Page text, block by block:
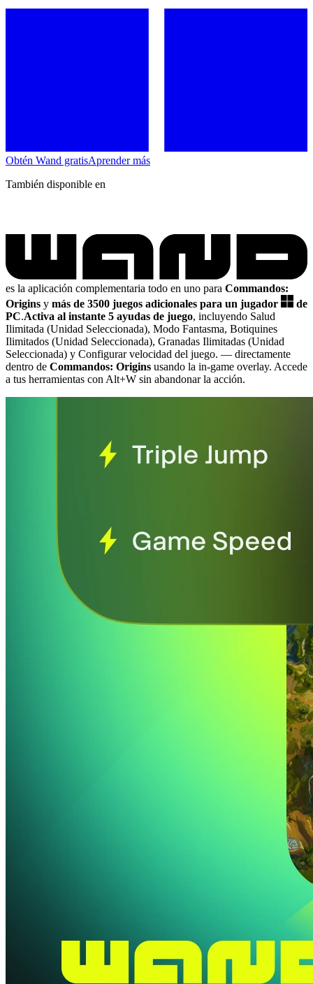
Obtén Wand gratisAprender más
También disponible en
es la aplicación complementaria todo en uno para Commandos:
Origins y más de 3500 juegos adicionales para un jugador
de
PC.Activa al instante 5 ayudas de juego, incluyendo Salud
Ilimitada (Unidad Seleccionada), Modo Fantasma, Botiquines
Ilimitados (Unidad Seleccionada), Granadas Ilimitadas (Unidad
Seleccionada) y Configurar velocidad del juego. — directamente
dentro de Commandos: Origins usando la in-game overlay. Accede
a tus herramientas con Alt+W sin abandonar la acción.